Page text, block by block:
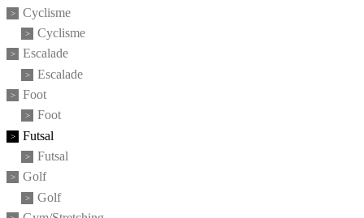
Cyclisme
Cyclisme
Escalade
Escalade
Foot
Foot
Futsal
Futsal
Golf
Golf